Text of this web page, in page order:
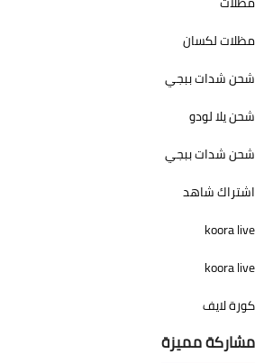
مظلات لكسان
شحن شدات ببجي
شحن يلا لودو
شحن شدات ببجي
اشتراك شاهد
koora live
koora live
كورة لايف
مشاركة مميزة